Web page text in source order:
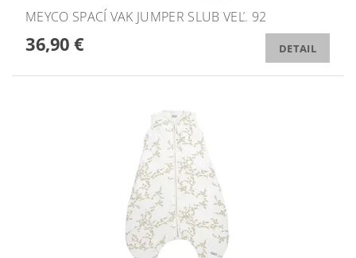
MEYCO SPACÍ VAK JUMPER SLUB VEĽ. 92
36,90 € DETAIL